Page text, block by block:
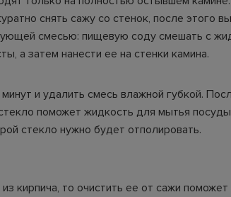
снять сажу со стенок, после этого
смесью: пищевую соду смешать с
а затем нанести ее на стенки камина.
и удалить смесь влажной губкой.
поможет жидкость для мытья
стекло нужно будет отполировать.
кирпича, то очистить ее от сажи